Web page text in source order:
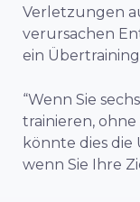
Verletzungen
verursachen
ein
“Wenn Sie
trainieren,
könnte dies die
wenn Sie Ihre